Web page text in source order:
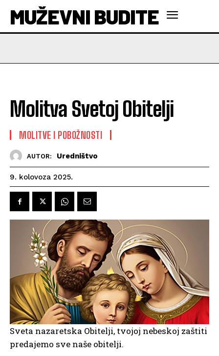
MUŽEVNI BUDITE
Molitva Svetoj Obitelji
MOLITVE I POBOŽNOSTI
AUTOR: Uredništvo
9. kolovoza 2025.
Sveta nazaretska Obitelji, tvojoj nebeskoj zaštiti
predajemo sve naše obitelji.